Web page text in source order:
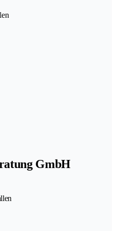
GmbH